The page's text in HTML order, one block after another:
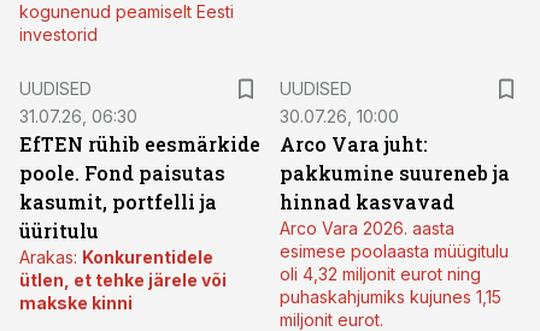
kogunenud peamiselt Eesti
investorid
UUDISED
31.07.26, 06:30
EfTEN rühib eesmärkide
poole. Fond paisutas
kasumit, portfelli ja
üüritulu
Arakas: Konkurentidele
ütlen, et tehke järele või
makske kinni
UUDISED
30.07.26, 10:00
Arco Vara juht:
pakkumine suureneb ja
hinnad kasvavad
Arco Vara 2026. aasta
esimese poolaasta müügitulu
oli 4,32 miljonit eurot ning
puhaskahjumiks kujunes 1,15
miljonit eurot.